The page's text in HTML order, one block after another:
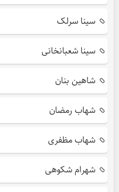
سینا سرلک
سینا شعبانخانی
شاهین بنان
شهاب رمضان
شهاب مظفری
شهرام شکوهی